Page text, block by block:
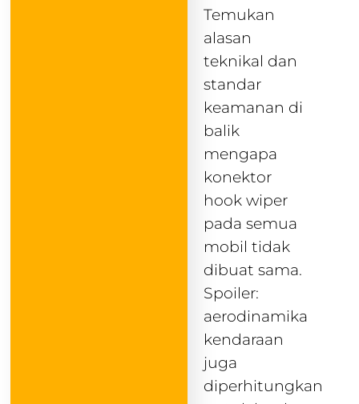
Temukan
alasan
teknikal dan
standar
keamanan di
balik
mengapa
konektor
hook wiper
pada semua
mobil tidak
dibuat sama.
Spoiler:
aerodinamika
kendaraan
juga
diperhitungkan